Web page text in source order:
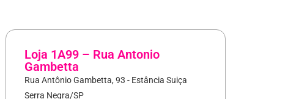
Loja 1A99 – Rua Antonio
Gambetta
Rua Antônio Gambetta, 93 - Estância Suiça
Serra Negra/SP